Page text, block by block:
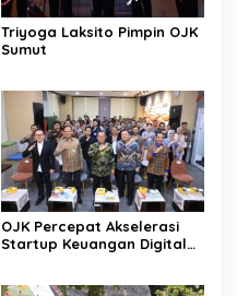
Triyoga Laksito Pimpin OJK
Sumut
OJK Percepat Akselerasi
Startup Keuangan Digital